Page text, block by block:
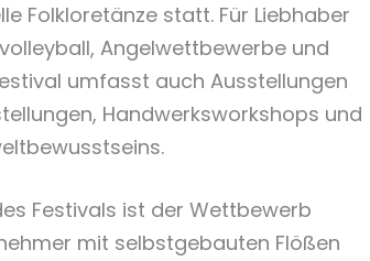
Folkloretänze statt. Für Liebhaber
Angelwettbewerbe und
umfasst auch Ausstellungen
Handwerksworkshops und
Festivals ist der Wettbewerb
mit selbstgebauten Flößen